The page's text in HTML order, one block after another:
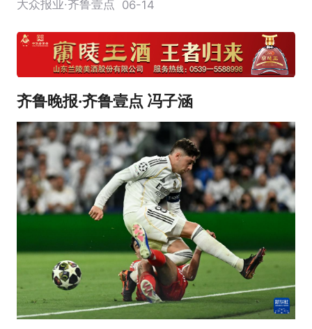
大众报业·齐鲁壹点 06-14
齐鲁晚报·齐鲁壹点 冯子涵